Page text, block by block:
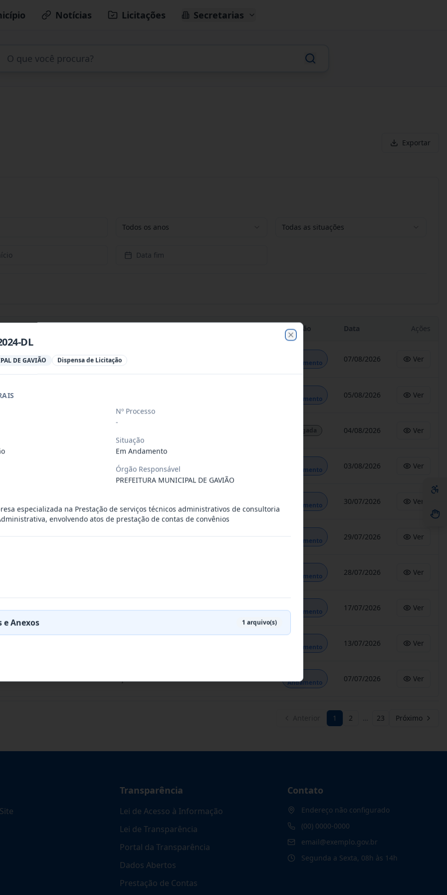
Notícias Licitações Secretarias
Exportar
Todos os anos Todas as situações
Data fim
Situação Data Ações
para aquisição de gêneros alimentício
Andamento
07/08/2026 Ver
habitacionais no município de Gavi
Andamento
05/08/2026 Ver
Revogada 04/08/2026 Ver
especializada para prestação de servi...
Andamento
03/08/2026 Ver
PARA FORNECIMENTO DE AVIAMENTOS E TEC
Andamento
30/07/2026 Ver
Andamento
29/07/2026 Ver
para o fornecimento de insumos odonto
Andamento
28/07/2026 Ver
ESPECIALIZADA NO RAMO DE SEGUROS AUTO...
Andamento
17/07/2026 Ver
cães e gatos para atender às eventua
Andamento
13/07/2026 Ver
FUTURA E EVENTUAL CONTRATAÇÃO DE EMPR
Andamento
07/07/2026 Ver
1 2 … 23 Próximo
Transparência
Lei de Acesso à Informação
Lei de Transparência
Portal da Transparência
Dados Abertos
Prestação de Contas
Contato
Endereço não configurado
(00) 0000-0000
email@exemplo.gov.br
Segunda a Sexta, 08h às 14h
DL
DE GAVIÃO Dispensa de Licitação
Nº Processo
-
Situação
Em Andamento
Órgão Responsável
PREFEITURA MUNICIPAL DE GAVIÃO
especializada na Prestação de serviços técnicos administrativos de consultoria
envolvendo atos de prestação de contas de convênios
e Anexos 1 arquivo(s)
Close